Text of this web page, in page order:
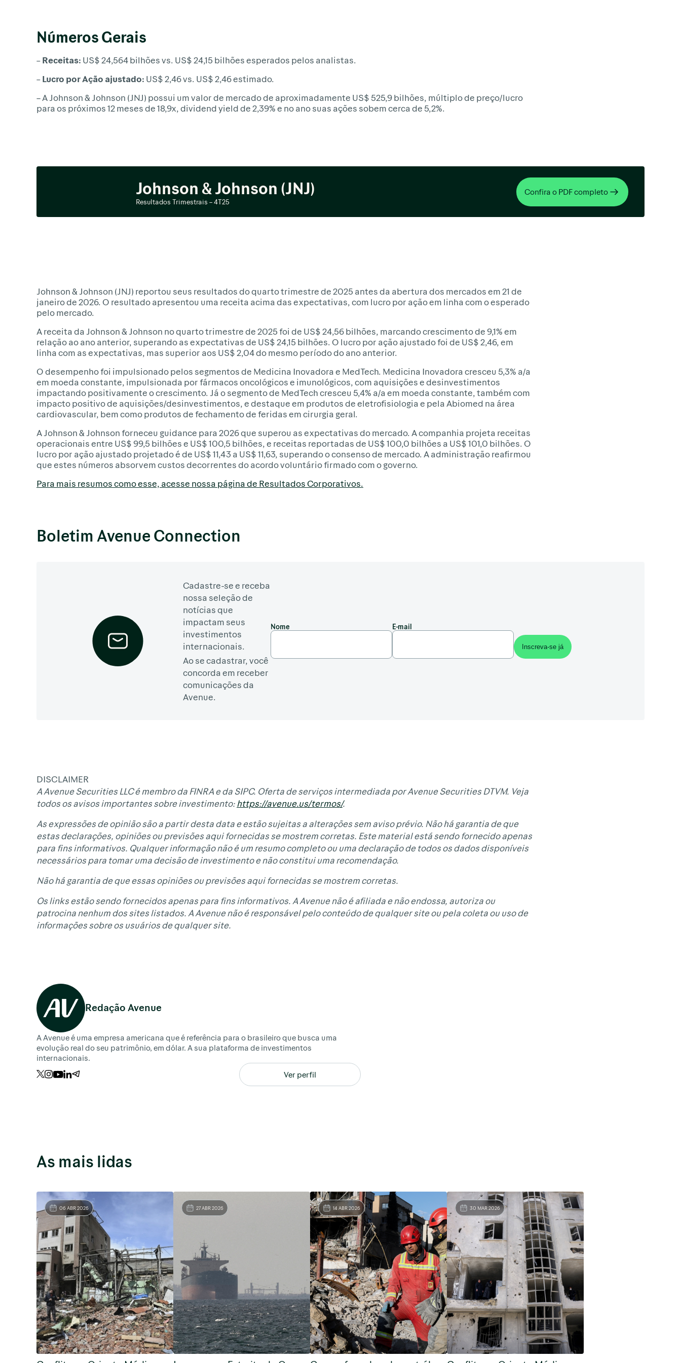
Números Gerais
– Receitas: US$ 24,564 bilhões vs. US$ 24,15 bilhões esperados pelos analistas.
– Lucro por Ação ajustado: US$ 2,46 vs. US$ 2,46 estimado.
– A Johnson & Johnson (JNJ) possui um valor de mercado de aproximadamente US$ 525,9 bilhões, múltiplo de preço/lucro
para os próximos 12 meses de 18,9x, dividend yield de 2,39% e no ano suas ações sobem cerca de 5,2%.
Johnson & Johnson (JNJ)
Resultados Trimestrais – 4T25
Confira o PDF completo
Johnson & Johnson (JNJ) reportou seus resultados do quarto trimestre de 2025 antes da abertura dos mercados em 21 de
janeiro de 2026. O resultado apresentou uma receita acima das expectativas, com lucro por ação em linha com o esperado
pelo mercado.
A receita da Johnson & Johnson no quarto trimestre de 2025 foi de US$ 24,56 bilhões, marcando crescimento de 9,1% em
relação ao ano anterior, superando as expectativas de US$ 24,15 bilhões. O lucro por ação ajustado foi de US$ 2,46, em
linha com as expectativas, mas superior aos US$ 2,04 do mesmo período do ano anterior.
O desempenho foi impulsionado pelos segmentos de Medicina Inovadora e MedTech. Medicina Inovadora cresceu 5,3% a/a
em moeda constante, impulsionada por fármacos oncológicos e imunológicos, com aquisições e desinvestimentos
impactando positivamente o crescimento. Já o segmento de MedTech cresceu 5,4% a/a em moeda constante, também com
impacto positivo de aquisições/desinvestimentos, e destaque em produtos de eletrofisiologia e pela Abiomed na área
cardiovascular, bem como produtos de fechamento de feridas em cirurgia geral.
A Johnson & Johnson forneceu guidance para 2026 que superou as expectativas do mercado. A companhia projeta receitas
operacionais entre US$ 99,5 bilhões e US$ 100,5 bilhões, e receitas reportadas de US$ 100,0 bilhões a US$ 101,0 bilhões. O
lucro por ação ajustado projetado é de US$ 11,43 a US$ 11,63, superando o consenso de mercado. A administração reafirmou
que estes números absorvem custos decorrentes do acordo voluntário firmado com o governo.
Para mais resumos como esse, acesse nossa página de Resultados Corporativos.
Boletim Avenue Connection
Cadastre-se e receba
nossa seleção de
notícias que
impactam seus
investimentos
internacionais.
Ao se cadastrar, você
concorda em receber
comunicações da
Avenue.
Nome E-mail
DISCLAIMER
A Avenue Securities LLC é membro da FINRA e da SIPC. Oferta de serviços intermediada por Avenue Securities DTVM. Veja
todos os avisos importantes sobre investimento: https://avenue.us/termos/.
As expressões de opinião são a partir desta data e estão sujeitas a alterações sem aviso prévio. Não há garantia de que
estas declarações, opiniões ou previsões aqui fornecidas se mostrem corretas. Este material está sendo fornecido apenas
para fins informativos. Qualquer informação não é um resumo completo ou uma declaração de todos os dados disponíveis
necessários para tomar uma decisão de investimento e não constitui uma recomendação.
Não há garantia de que essas opiniões ou previsões aqui fornecidas se mostrem corretas.
Os links estão sendo fornecidos apenas para fins informativos. A Avenue não é afiliada e não endossa, autoriza ou
patrocina nenhum dos sites listados. A Avenue não é responsável pelo conteúdo de qualquer site ou pela coleta ou uso de
informações sobre os usuários de qualquer site.
Redação Avenue
A Avenue é uma empresa americana que é referência para o brasileiro que busca uma
evolução real do seu patrimônio, em dólar. A sua plataforma de investimentos
internacionais.
Ver perfil
As mais lidas
06 ABR 2026 27 ABR 2026 14 ABR 2026 30 MAR 2026